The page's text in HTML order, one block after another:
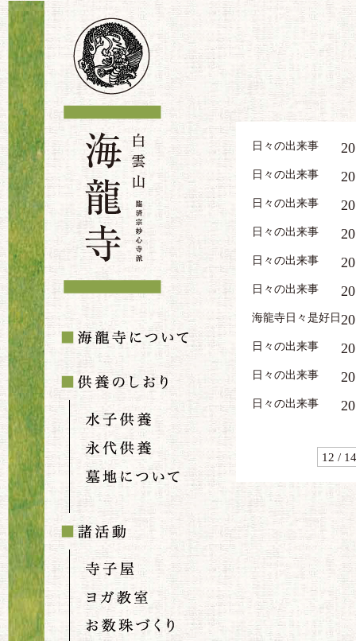
日々の出来事
日々の出来事
日々の出来事
日々の出来事
日々の出来事
日々の出来事
海龍寺日々是好日
日々の出来事
日々の出来事
日々の出来事
12 / 14